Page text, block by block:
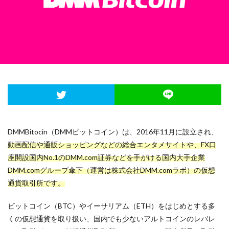
DMMBitocin（DMMビットコイン）は、2016年11月に設立され、
動画配信や通販ショッピングなどの総合エンタメサイトや、FX口
座開設国内No.1のDMM.com証券などを手がける国内大手企業
DMM.comグループ傘下（運営は株式会社DMM.comラボ）の仮想
通貨取引所です。
ビットコイン（BTC）やイーサリアム（ETH）をはじめとする多
くの仮想通貨を取り扱い、国内でも少ないアルトコインのレバレ
関連サービス